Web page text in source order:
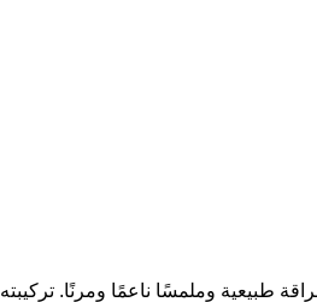
طبيعية وملمسًا ناعمًا ومرنًا. تركيبته